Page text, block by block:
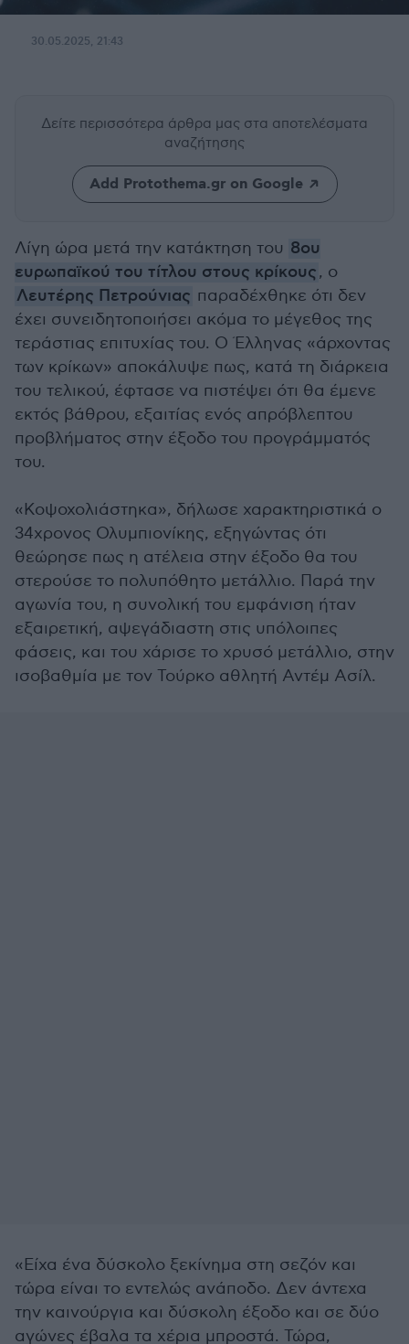
30.05.2025, 21:43
Δείτε περισσότερα άρθρα μας στα αποτελέσματα
αναζήτησης
Add Protothema.gr on Google
Λίγη ώρα μετά την κατάκτηση του 8ου
ευρωπαϊκού του τίτλου στους κρίκους, ο
Λευτέρης Πετρούνιας παραδέχθηκε ότι δεν
έχει συνειδητοποιήσει ακόμα το μέγεθος της
τεράστιας επιτυχίας του. Ο Έλληνας «άρχοντας
των κρίκων» αποκάλυψε πως, κατά τη διάρκεια
του τελικού, έφτασε να πιστέψει ότι θα έμενε
εκτός βάθρου, εξαιτίας ενός απρόβλεπτου
προβλήματος στην έξοδο του προγράμματός
του.
«Κοψοχολιάστηκα», δήλωσε χαρακτηριστικά ο
34χρονος Ολυμπιονίκης, εξηγώντας ότι
θεώρησε πως η ατέλεια στην έξοδο θα του
στερούσε το πολυπόθητο μετάλλιο. Παρά την
αγωνία του, η συνολική του εμφάνιση ήταν
εξαιρετική, αψεγάδιαστη στις υπόλοιπες
φάσεις, και του χάρισε το χρυσό μετάλλιο, στην
ισοβαθμία με τον Τούρκο αθλητή Αντέμ Ασίλ.
«Είχα ένα δύσκολο ξεκίνημα στη σεζόν και
τώρα είναι το εντελώς ανάποδο. Δεν άντεχα
την καινούργια και δύσκολη έξοδο και σε δύο
αγώνες έβαλα τα χέρια μπροστά. Τώρα,